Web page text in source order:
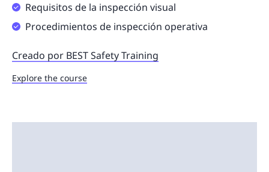
Requisitos de la inspección visual
Procedimientos de inspección operativa
Creado por BEST Safety Training
Explore the course